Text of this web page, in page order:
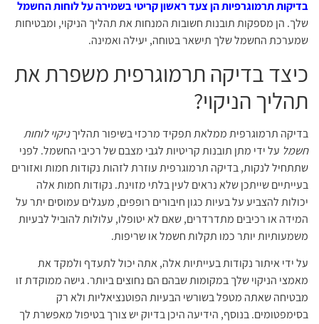
בדיקות תרמוגרפיות הן צעד ראשון קריטי בשמירה על לוחות החשמל
שלך. הן מספקות תובנות חשובות המנחות את תהליך הניקוי, ומבטיחות
שמערכת החשמל שלך תישאר בטוחה, יעילה ואמינה.
כיצד בדיקה תרמוגרפית משפרת את
תהליך הניקוי?
בדיקה תרמוגרפית ממלאת תפקיד מרכזי בשיפור תהליךניקוי לוחות
חשמל על ידי מתן תובנות קריטיות לגבי מצבם של רכיבי החשמל. לפני
שתתחיל לנקות, בדיקה תרמוגרפית עוזרת לזהות נקודות חמות ואזורים
בעייתיים שייתכן שלא נראים לעין בלתי מזוינת. נקודות חמות אלה
יכולות להצביע על בעיות כגון חיבורים רופפים, מעגלים עמוסים יתר על
המידה או רכיבים מתדרדרים, שאם לא יטופלו, עלולות להוביל לבעיות
משמעותיות יותר כמו תקלות חשמל או שריפות.
על ידי איתור נקודות בעייתיות אלה, אתה יכול לתעדף ולמקד את
מאמצי הניקוי שלך במקומות שבהם הם נחוצים ביותר. גישה ממוקדת זו
מבטיחה שאתה מטפל בשורשי הבעיות הפוטנציאליות ולא רק
בסימפטומים. בנוסף, הידיעה היכן בדיוק יש צורך בטיפול מאפשרת לך